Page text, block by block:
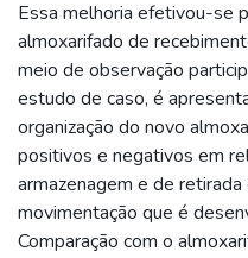
Essa melhoria efetivou-se
almoxarifado de
meio de observação
estudo de caso, é
organização do novo
positivos e negativos em
armazenagem e de
movimentação que é
Comparação com o